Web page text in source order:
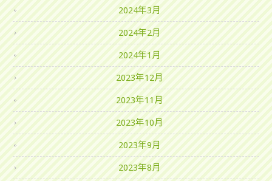
2024年3月
2024年2月
2024年1月
2023年12月
2023年11月
2023年10月
2023年9月
2023年8月